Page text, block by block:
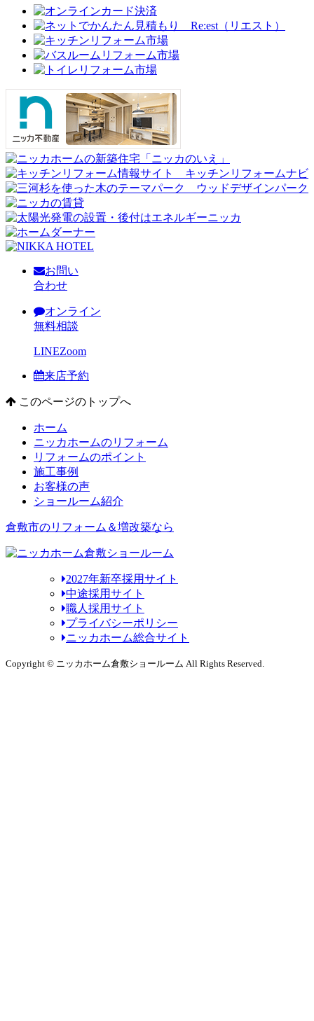
お問い
合わせ
オンライン
無料相談
LINEZoom
来店予約
このページのトップへ
ホーム
ニッカホームのリフォーム
リフォームのポイント
施工事例
お客様の声
ショールーム紹介
倉敷市のリフォーム＆増改築なら
2027年新卒採用サイト
中途採用サイト
職人採用サイト
プライバシーポリシー
ニッカホーム総合サイト
Copyright © ニッカホーム倉敷ショールーム All Rights Reserved.